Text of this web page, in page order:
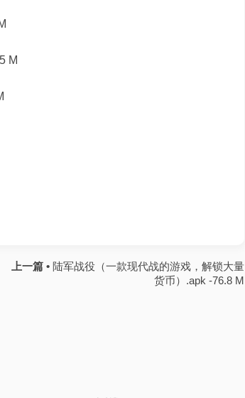
M
上一篇 • 陆军战役（一款现代战的游戏，解锁大量
货币）.apk -76.8 M